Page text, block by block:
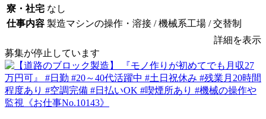
寮・社宅 なし
仕事内容 製造マシンの操作・溶接 / 機械系工場 / 交替制
詳細を表示
募集が停止しています